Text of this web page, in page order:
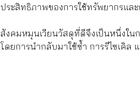
ประสิทธิภาพของการใช้ทรัพยากรแล
สังคมหมุนเวียนวัสดุที่ดีจึงเป็นหนึ่งใ
โดยการนำกลับมาใช้ซ้ำ การรีไซเคิล